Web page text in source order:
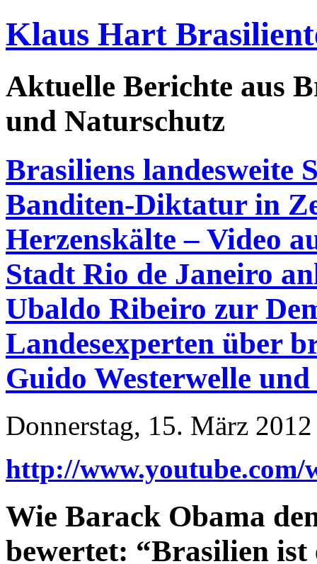
Klaus Hart
Aktuelle Berichte aus
und Naturschutz
Brasiliens landesweite
Banditen-Diktatur in
Herzenskälte – Video
Stadt Rio de Janeiro
Ubaldo Ribeiro zur
Landesexperten über
Guido Westerwelle
Donnerstag, 15. März
http://
Wie Barack Obama
bewertet: “Brasilien ist